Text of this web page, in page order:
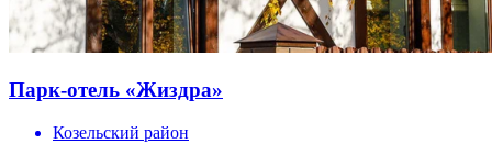
Парк-отель «Жиздра»
Козельский район